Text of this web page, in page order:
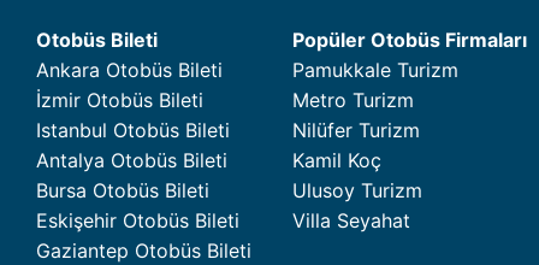
Otobüs Bileti
Ankara Otobüs Bileti
İzmir Otobüs Bileti
Istanbul Otobüs Bileti
Antalya Otobüs Bileti
Bursa Otobüs Bileti
Eskişehir Otobüs Bileti
Gaziantep Otobüs Bileti
Popüler Otobüs Firmaları
Pamukkale Turizm
Metro Turizm
Nilüfer Turizm
Kamil Koç
Ulusoy Turizm
Villa Seyahat